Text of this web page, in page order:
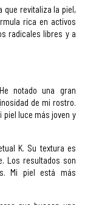
que revitaliza la piel,
rica en activos
radicales libres y a
notado una gran
de mi rostro.
luce más joven y
K. Su textura es
Los resultados son
Mi piel está más